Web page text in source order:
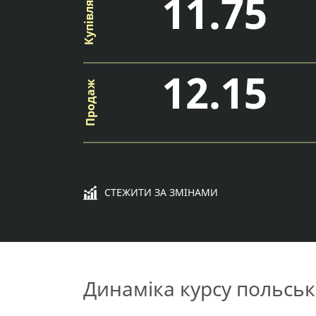
11.75
12.15
СТЕЖИТИ ЗА ЗМІНАМИ
Динаміка курсу